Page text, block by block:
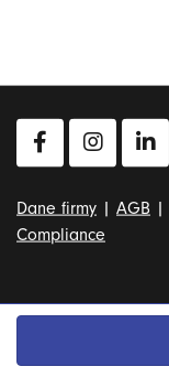
Dane firmy | AGB |
Compliance